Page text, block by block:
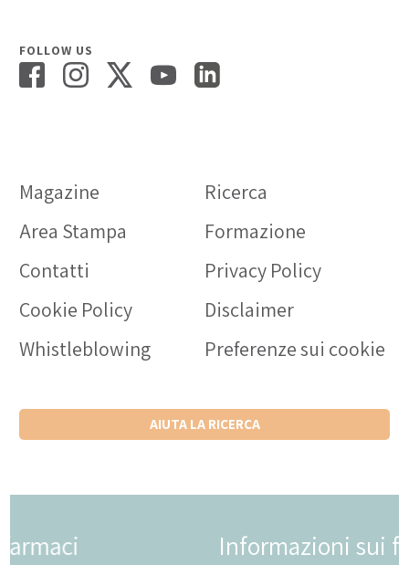
FOLLOW US
Magazine
Ricerca
Area Stampa
Formazione
Contatti
Privacy Policy
Cookie Policy
Disclaimer
Whistleblowing
Preferenze sui cookie
AIUTA LA RICERCA
Informazioni sui farmaci